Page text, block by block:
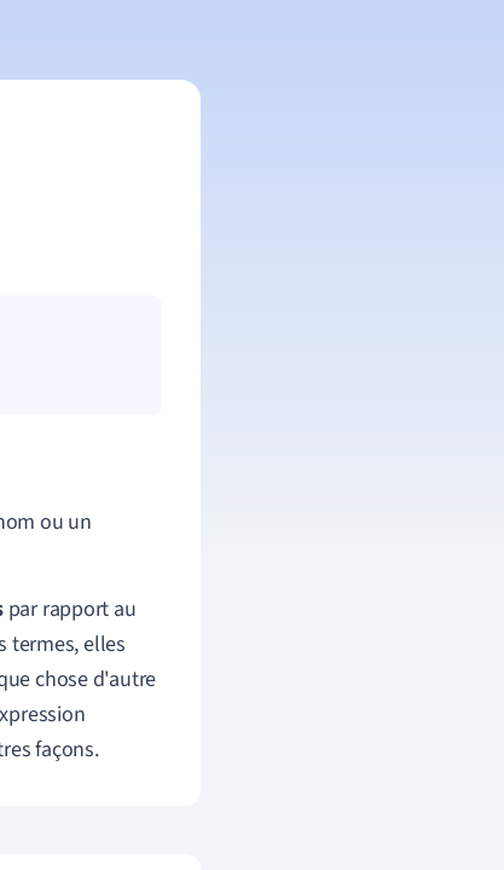
ou un
par rapport au
termes, elles
chose d'autre
façons.